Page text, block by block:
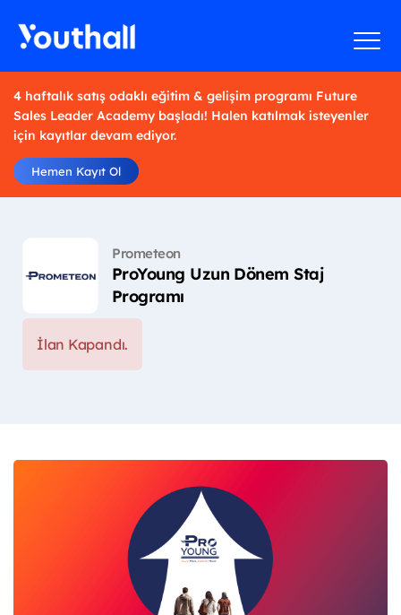
4 haftalık satış odaklı eğitim & gelişim programı Future
Sales Leader Academy başladı! Halen katılmak isteyenler
için kayıtlar devam ediyor.
Hemen Kayıt Ol
Prometeon
ProYoung Uzun Dönem Staj
Programı
İlan Kapandı.